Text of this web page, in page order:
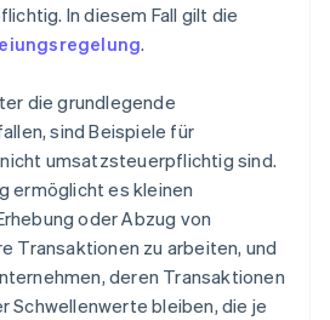
In diesem Fall gilt die
.
die grundlegende
sind Beispiele für
umsatzsteuerpflichtig sind.
ermöglicht es kleinen
oder Abzug von
Transaktionen zu arbeiten, und
deren Transaktionen
Schwellenwerte bleiben, die je